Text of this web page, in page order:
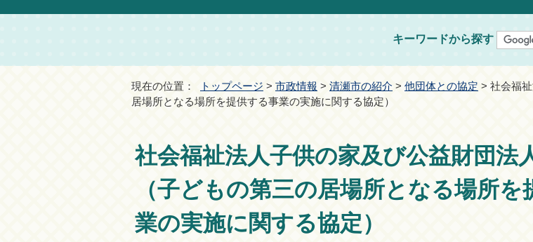
キーワードから探す
現在の位置： トップページ > 市政情報 > 清瀬市の紹介 > 他団体との協定 > 社会福
居場所となる場所を提供する事業の実施に関する協定）
社会福祉法人子供の家及び公益財団法
（子どもの第三の居場所となる場所を
業の実施に関する協定）